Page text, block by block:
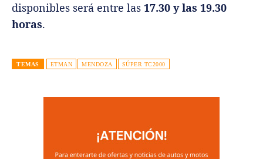
disponibles será entre las 17.30 y las 19.30
horas.
TEMAS ETMAN MENDOZA SÚPER TC2000